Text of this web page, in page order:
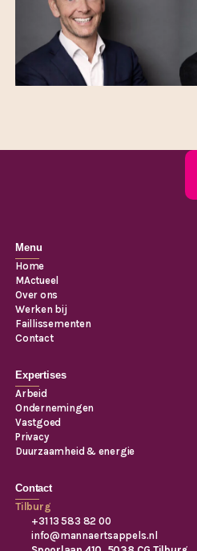
Menu
Home
MActueel
Over ons
Werken bij
Faillissementen
Contact
Expertises
Arbeid
Ondernemingen
Vastgoed
Privacy
Duurzaamheid & energie
Contact
Tilburg
+31 13 583 82 00
info@mannaertsappels.nl